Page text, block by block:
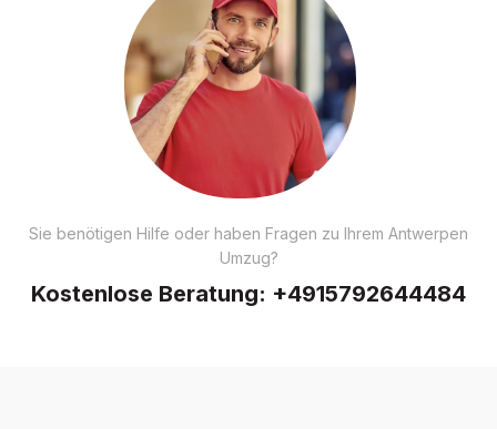
Sie benötigen Hilfe oder haben Fragen zu Ihrem Antwerpen
Umzug?
Kostenlose Beratung: +4915792644484